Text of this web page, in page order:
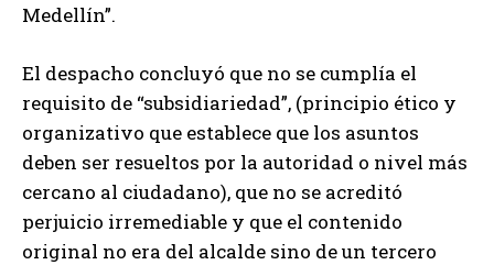
Medellín”.
El despacho concluyó que no se cumplía el
requisito de “subsidiariedad”, (principio ético y
organizativo que establece que los asuntos
deben ser resueltos por la autoridad o nivel más
cercano al ciudadano), que no se acreditó
perjuicio irremediable y que el contenido
original no era del alcalde sino de un tercero